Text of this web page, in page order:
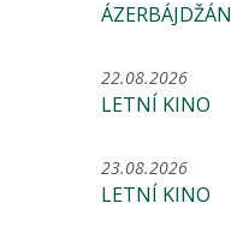
ÁZERBÁJDŽÁN
22.08.2026
LETNÍ KINO
23.08.2026
LETNÍ KINO